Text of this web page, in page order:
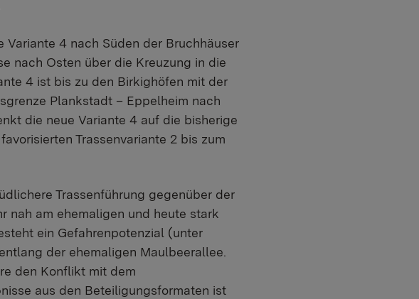
4 nach Süden der Bruchhäuser
nach Osten über die Kreuzung in die
4 ist bis zu den Birkighöfen mit der
Plankstadt – Eppelheim nach
die neue Variante 4 auf die bisherige
Trassenvariante 2 bis zum
Trassenführung gegenüber der
nah am ehemaligen und heute stark
ein Gefahrenpotenzial (unter
der ehemaligen Maulbeerallee.
den Konflikt mit dem
aus den Beteiligungsformaten ist